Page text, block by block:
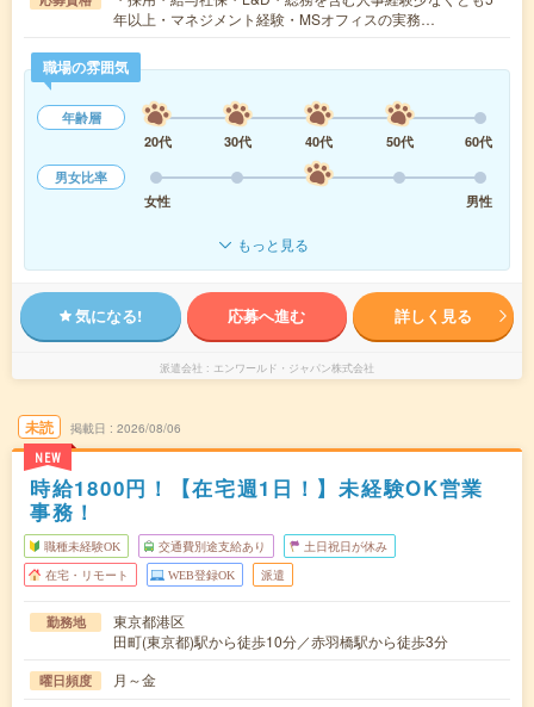
年以上・マネジメント経験・MSオフィスの実務…
職場の雰囲気
年齢層
20代
30代 40代 50代
60代
男女比率
女性
男性
もっと見る
気になる! 応募へ進む 詳しく見る
派遣会社 エンワールド・ジャパン株式会社
未読
NEW
掲載日 2026/08/06
時給1800円！【在宅週1日！】未経験OK営業
事務！
職種未経験OK 交通費別途支給あり 土日祝日が休み
在宅・リモート WEB登録OK 派遣
勤務地
東京都港区
田町(東京都)駅から徒歩10分／赤羽橋駅から徒歩3分
曜日頻度 月～金